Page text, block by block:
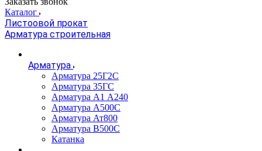
Каталог
Листоовой прокат
Арматура строительная
Арматура
Арматура 25Г2С
Арматура 35ГС
Арматура А1 А240
Арматура А500С
Арматура Ат800
Арматура В500С
Катанка